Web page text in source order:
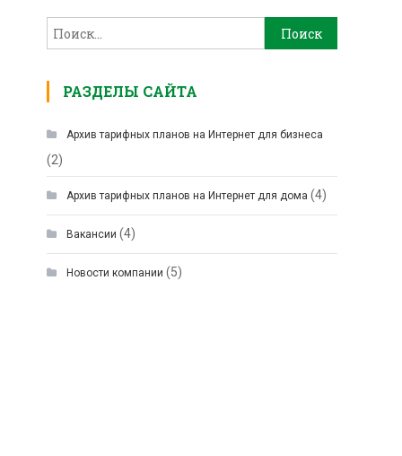
Найти:
РАЗДЕЛЫ САЙТА
Архив тарифных планов на Интернет для бизнеса
(2)
Архив тарифных планов на Интернет для дома (4)
Вакансии (4)
Новости компании (5)